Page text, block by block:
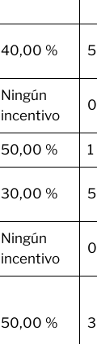
40,00 % 5
Ningún
incentivo
0
50,00 % 1
30,00 % 5
Ningún
incentivo
0
50,00 % 3